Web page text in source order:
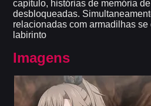
capítulo, histórias de memória
desbloqueadas.
relacionadas com armadilhas
labirinto
Imagens